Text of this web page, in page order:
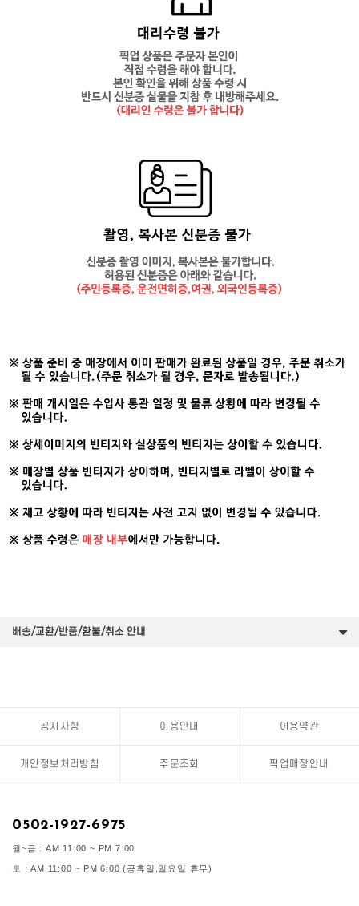
배송/교환/반품/환불/취소 안내
공지사항 이용안내 이용약관
개인정보처리방침 주문조회 픽업매장안내
0502-1927-6975
월~금 : AM 11:00 ~ PM 7:00
토 : AM 11:00 ~ PM 6:00 (공휴일,일요일 휴무)